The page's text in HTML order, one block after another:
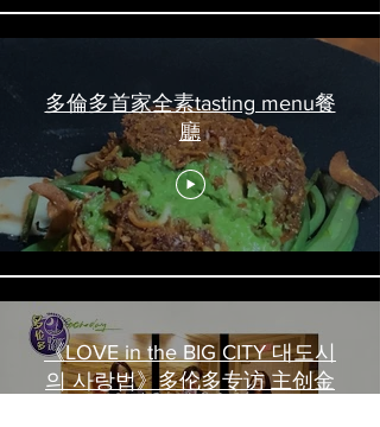
多倫多首家全素tasting menu餐
廳
《LOVE in the BIG CITY 대도시
의 사랑법》多伦多专访 主创金